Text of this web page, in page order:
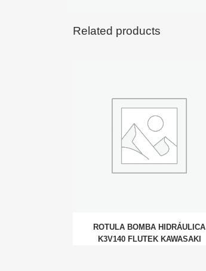
Related products
ROTULA BOMBA HIDRÁULICA
K3V140 FLUTEK KAWASAKI